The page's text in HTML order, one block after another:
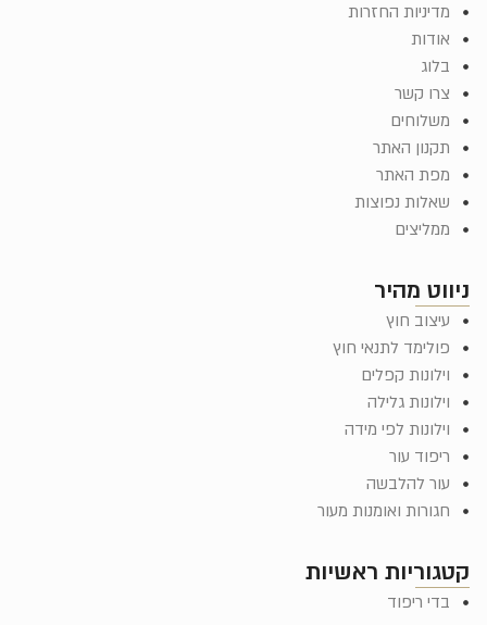
קטגוריות ראשיות
בדי ריפוד
ניווט מהיר
עיצוב חוץ
פולימד לתנאי חוץ
וילונות קפלים
וילונות גלילה
וילונות לפי מידה
ריפוד עור
עור להלבשה
חגורות ואומנות מעור
מדיניות החזרות
אודות
בלוג
צרו קשר
משלוחים
תקנון האתר
מפת האתר
שאלות נפוצות
ממליצים